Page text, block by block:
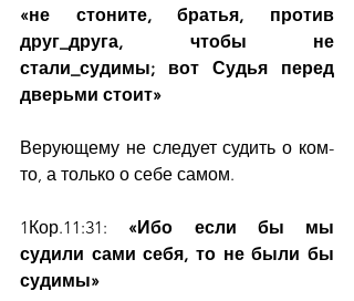
«не стоните, братья, против
друг_друга, чтобы не
стали_судимы; вот Судья перед
дверьми стоит»
Верующему не следует судить о ком-
то, а только о себе самом.
1Кор.11:31: «Ибо если бы мы
судили сами себя, то не были бы
судимы»